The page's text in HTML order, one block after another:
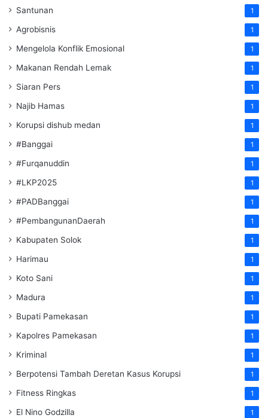
Santunan 1
Agrobisnis 1
Mengelola Konflik Emosional 1
Makanan Rendah Lemak 1
Siaran Pers 1
Najib Hamas 1
Korupsi dishub medan 1
#Banggai 1
#Furqanuddin 1
#LKP2025 1
#PADBanggai 1
#PembangunanDaerah 1
Kabupaten Solok 1
Harimau 1
Koto Sani 1
Madura 1
Bupati Pamekasan 1
Kapolres Pamekasan 1
Kriminal 1
Berpotensi Tambah Deretan Kasus Korupsi 1
Fitness Ringkas 1
El Nino Godzilla 1